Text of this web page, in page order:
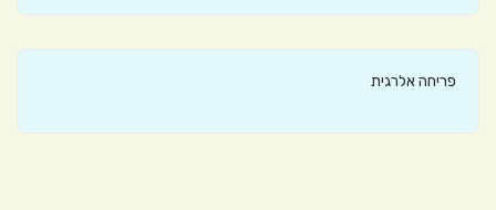
פריחה אלרגית